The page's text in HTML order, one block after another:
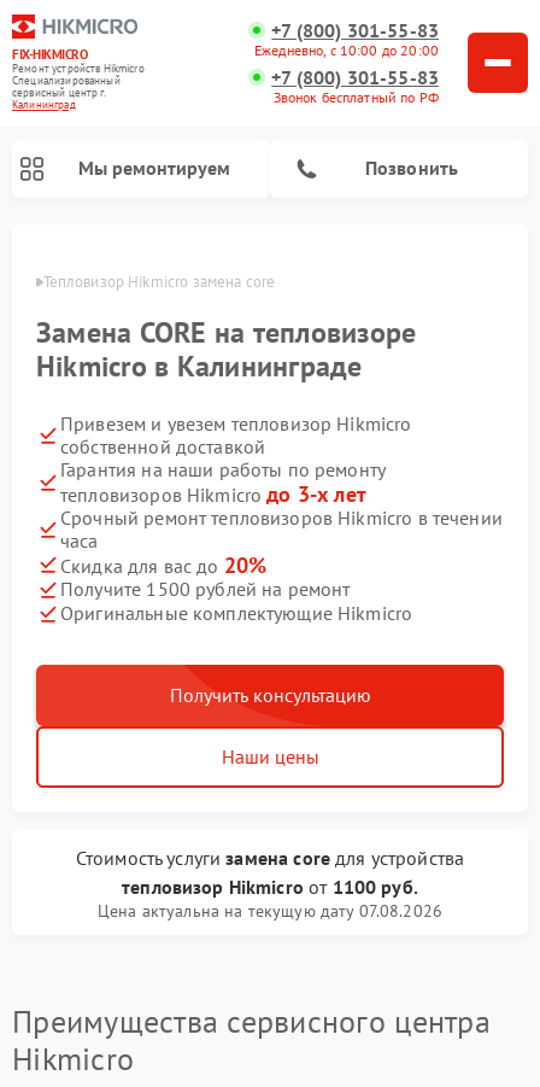
FIX-HIKMICRO
Ремонт устройств Hikmicro
Специализированный
cервисный центр г.
Калининград
+7 (800) 301-55-83
Ежедневно, с 10:00 до 20:00
+7 (800) 301-55-83
Звонок бесплатный по РФ
Мы ремонтируем Позвонить
Тепловизор Hikmicro замена core
Замена CORE на тепловизоре
Hikmicro в Калининграде
Привезем и увезем тепловизор Hikmicro
собственной доставкой
Гарантия на наши работы по ремонту
тепловизоров Hikmicroдо 3-х лет
Срочный ремонт тепловизоров Hikmicro в течении
часа
Скидка для вас до 20%
Получите 1500 рублей на ремонт
Оригинальные комплектующие Hikmicro
Получить консультацию
Наши цены
Стоимость услугизамена coreдля устройства
тепловизор Hikmicro от 1100 руб.
Цена актуальна на текущую дату 07.08.2026
Преимущества сервисного центра
Hikmicro